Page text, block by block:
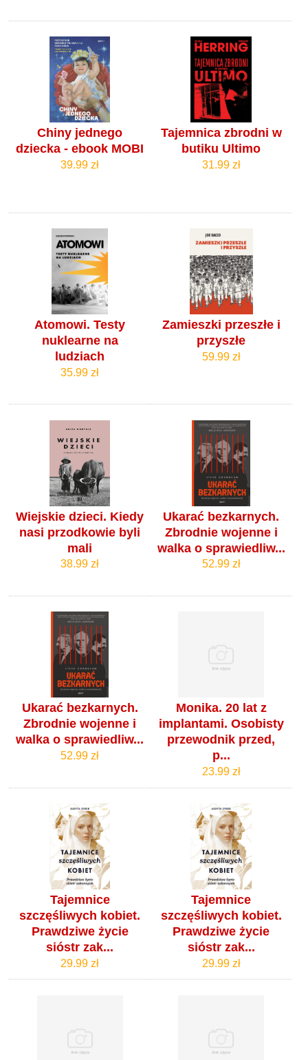
Chiny jednego
dziecka - ebook MOBI
39.99 zł
Tajemnica zbrodni w
butiku Ultimo
31.99 zł
Atomowi. Testy
nuklearne na
ludziach
35.99 zł
Zamieszki przeszłe i
przyszłe
59.99 zł
Wiejskie dzieci. Kiedy
nasi przodkowie byli
mali
38.99 zł
Ukarać bezkarnych.
Zbrodnie wojenne i
walka o sprawiedliw...
52.99 zł
Ukarać bezkarnych.
Zbrodnie wojenne i
walka o sprawiedliw...
52.99 zł
Monika. 20 lat z
implantami. Osobisty
przewodnik przed,
p...
23.99 zł
Tajemnice
szczęśliwych kobiet.
Prawdziwe życie
sióstr zak...
29.99 zł
Tajemnice
szczęśliwych kobiet.
Prawdziwe życie
sióstr zak...
29.99 zł